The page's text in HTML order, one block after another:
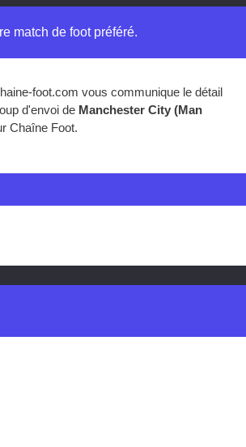
match de foot préféré.
foot.com vous communique le détail
d'envoi de Manchester City (Man
Chaîne Foot.